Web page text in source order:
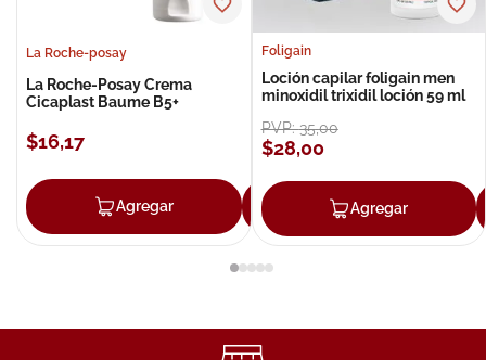
La Roche-posay
La Roche-Posay Crema
Cicaplast Baume B5+
$16,17
Agregar Agregar
Foligain
Loción capilar foligain men
minoxidil trixidil loción 59 ml
PVP:35,00
$28,00
Agregar